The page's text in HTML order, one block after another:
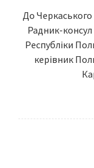
До Черкаського
Радник-консул
Республіки
керівник